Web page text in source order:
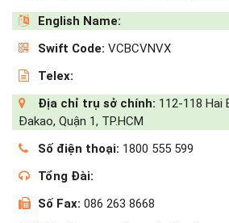
English Name:
Swift Code: VCBCVNVX
Telex:
Địa chỉ trụ sở chính: 112-118 Hai
Đakao, Quận 1, TP.HCM
Số điện thoại: 1800 555 599
Tổng Đài:
Số Fax: 086 263 8668